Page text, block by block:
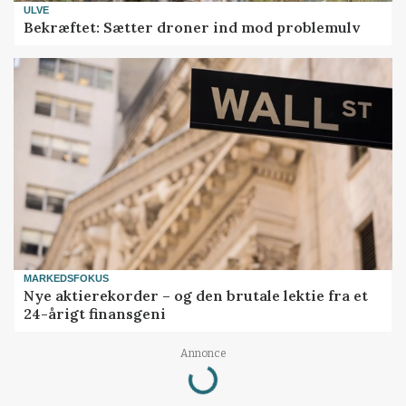
ULVE
Bekræftet: Sætter droner ind mod problemulv
MARKEDSFOKUS
Nye aktierekorder – og den brutale lektie fra et
24-årigt finansgeni
Annonce
Loading...